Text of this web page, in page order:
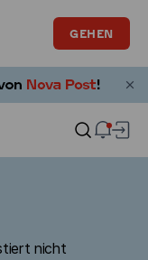
GEHEN
nicht